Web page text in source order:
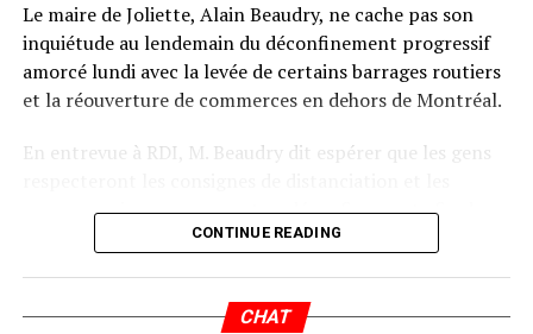
Le maire de Joliette, Alain Beaudry, ne cache pas son
inquiétude au lendemain du déconfinement progressif
amorcé lundi avec la levée de certains barrages routiers
et la réouverture de commerces en dehors de Montréal.
En entrevue à RDI, M. Beaudry dit espérer que les gens
mesures qui accompagnent ce déconfinementafin de
lutter contre la propagation de la COVID-19.
administrés qu’il dit inquiets, notamment en raison de
CONTINUE READING
CHAT